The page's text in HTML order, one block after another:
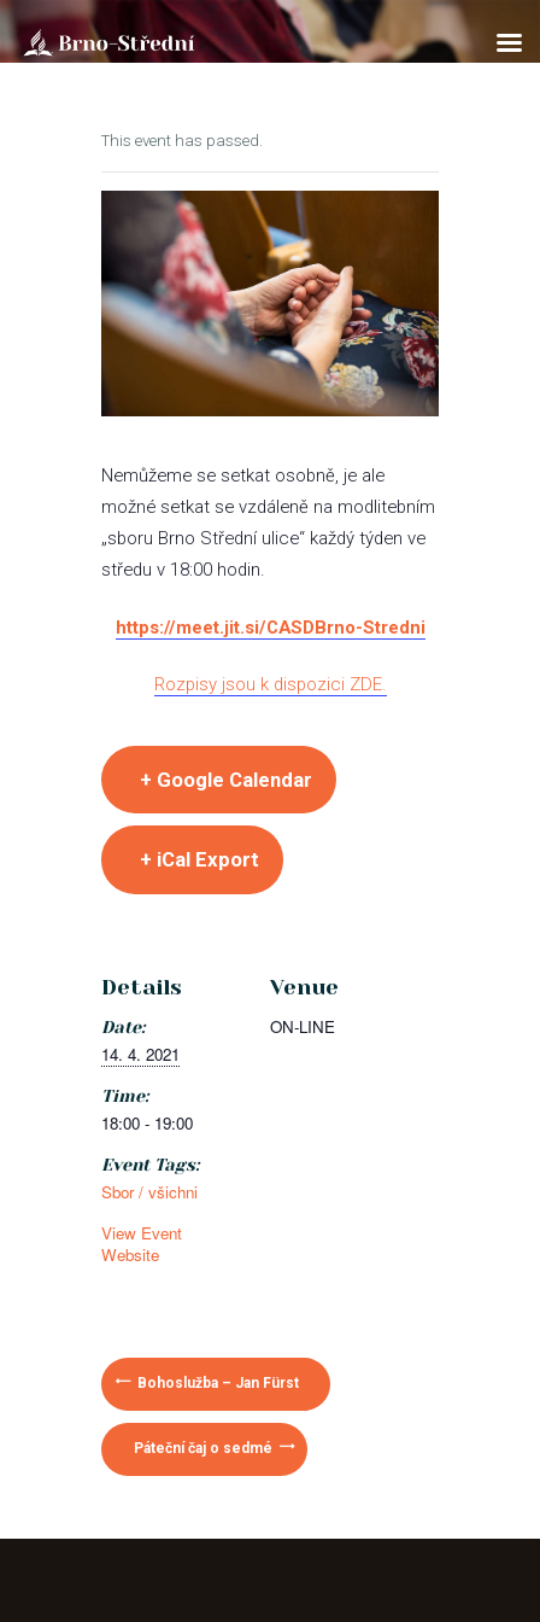
ÚVOD
O NÁS
BOHOSLUŽBY
SOBOTNÍ ŠKOLA
KLUB PATHFINDER
AKTUÁLNĚ
FOTOGALERIE
KONTAKTY
EN/UA
This event has passed.
Nemůžeme se setkat osobně, je ale
možné setkat se vzdáleně na modlitebním
„sboru Brno Střední ulice“ každý týden ve
středu v 18:00 hodin.
https://meet.jit.si/CASDBrno-Stredni
Rozpisy jsou k dispozici ZDE.
+ Google Calendar
+ iCal Export
Details
Date:
14. 4. 2021
Time:
18:00 - 19:00
Event Tags:
Sbor / všichni
View Event
Website
Venue
ON-LINE
Bohoslužba – Jan Fürst
Páteční čaj o sedmé